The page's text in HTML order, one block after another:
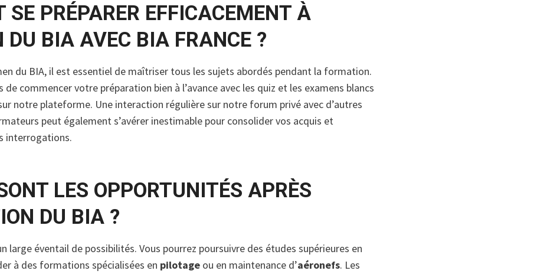
SE PRÉPARER EFFICACEMENT À
DU BIA AVEC BIA FRANCE ?
du BIA, il est essentiel de maîtriser tous les sujets abordés pendant la formation.
de commencer votre préparation bien à l’avance avec les quiz et les examens blancs
notre plateforme. Une interaction régulière sur notre forum privé avec d’autres
peut également s’avérer inestimable pour consolider vos acquis et
interrogations.
LES OPPORTUNITÉS APRÈS
DU BIA ?
large éventail de possibilités. Vous pourrez poursuivre des études supérieures en
à des formations spécialisées en pilotage ou en maintenance d’aéronefs. Les